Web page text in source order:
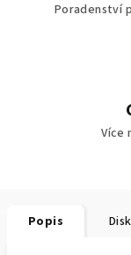
Poradenství
Více
Popis